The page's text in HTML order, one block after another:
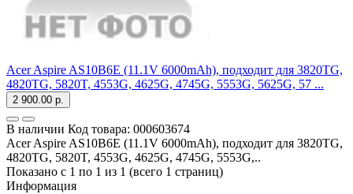
Acer Aspire AS10B6E (11.1V 6000mAh), подходит для 3820TG,
4820TG, 5820T, 4553G, 4625G, 4745G, 5553G, 5625G, 57 ...
2 900.00 р.
В наличии Код товара: 000603674
Acer Aspire AS10B6E (11.1V 6000mAh), подходит для 3820TG,
4820TG, 5820T, 4553G, 4625G, 4745G, 5553G,..
Показано с 1 по 1 из 1 (всего 1 страниц)
Информация